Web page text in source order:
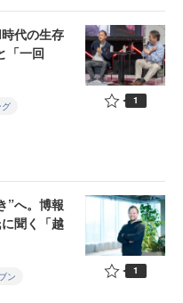
代の生存
「一回
グ 1
”へ。博報
聞く「越
ン 1